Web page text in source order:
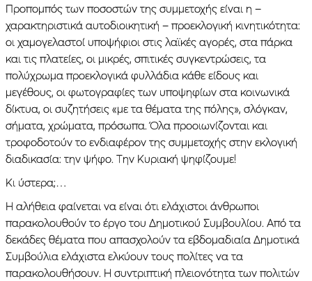
Προπομπός των ποσοστών της συμμετοχής είναι η –
χαρακτηριστικά αυτοδιοικητική – προεκλογική κινητικότητα:
οι χαμογελαστοί υποψήφιοι στις λαϊκές αγορές, στα πάρκα
και τις πλατείες, οι μικρές, σπιτικές συγκεντρώσεις, τα
πολύχρωμα προεκλογικά φυλλάδια κάθε είδους και
μεγέθους, οι φωτογραφίες των υποψηφίων στα κοινωνικά
δίκτυα, οι συζητήσεις «με τα θέματα της πόλης», σλόγκαν,
σήματα, χρώματα, πρόσωπα. Όλα προοιωνίζονται και
τροφοδοτούν το ενδιαφέρον της συμμετοχής στην εκλογική
διαδικασία: την ψήφο. Την Κυριακή ψηφίζουμε!
Κι ύστερα;…
Η αλήθεια φαίνεται να είναι ότι ελάχιστοι άνθρωποι
παρακολουθούν το έργο του Δημοτικού Συμβουλίου. Από τα
δεκάδες θέματα που απασχολούν τα εβδομαδιαία Δημοτικά
Συμβούλια ελάχιστα ελκύουν τους πολίτες να τα
παρακολουθήσουν. Η συντριπτική πλειονότητα των πολιτών